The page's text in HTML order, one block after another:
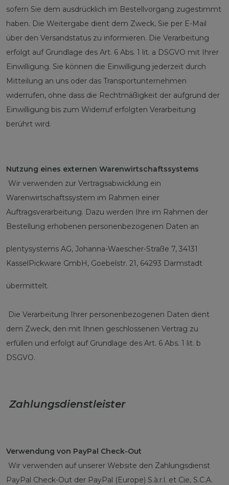
sofern Sie dem ausdrücklich im Bestellvorgang zugestimmt
haben. Die Weitergabe dient dem Zweck, Sie per E-Mail
über den Versandstatus zu informieren. Die Verarbeitung
erfolgt auf Grundlage des Art. 6 Abs. 1 lit. a DSGVO mit Ihrer
Einwilligung. Sie können die Einwilligung jederzeit durch
Mitteilung an uns oder das Transportunternehmen
widerrufen, ohne dass die Rechtmäßigkeit der aufgrund der
Einwilligung bis zum Widerruf erfolgten Verarbeitung
berührt wird.
Nutzung eines externen Warenwirtschaftssystems
Wir verwenden zur Vertragsabwicklung ein
Warenwirtschaftssystem im Rahmen einer
Auftragsverarbeitung. Dazu werden Ihre im Rahmen der
Bestellung erhobenen personenbezogenen Daten an
plentysystems AG, Johanna-Waescher-Straße 7, 34131
KasselPickware GmbH, Goebelstr. 21, 64293 Darmstadt
übermittelt.
Die Verarbeitung Ihrer personenbezogenen Daten dient
dem Zweck, den mit Ihnen geschlossenen Vertrag zu
erfüllen und erfolgt auf Grundlage des Art. 6 Abs. 1 lit. b
DSGVO.
Zahlungsdienstleister
Verwendung von PayPal Check-Out
Wir verwenden auf unserer Website den Zahlungsdienst
PayPal Check-Out der PayPal (Europe) S.à.r.l. et Cie, S.C.A.